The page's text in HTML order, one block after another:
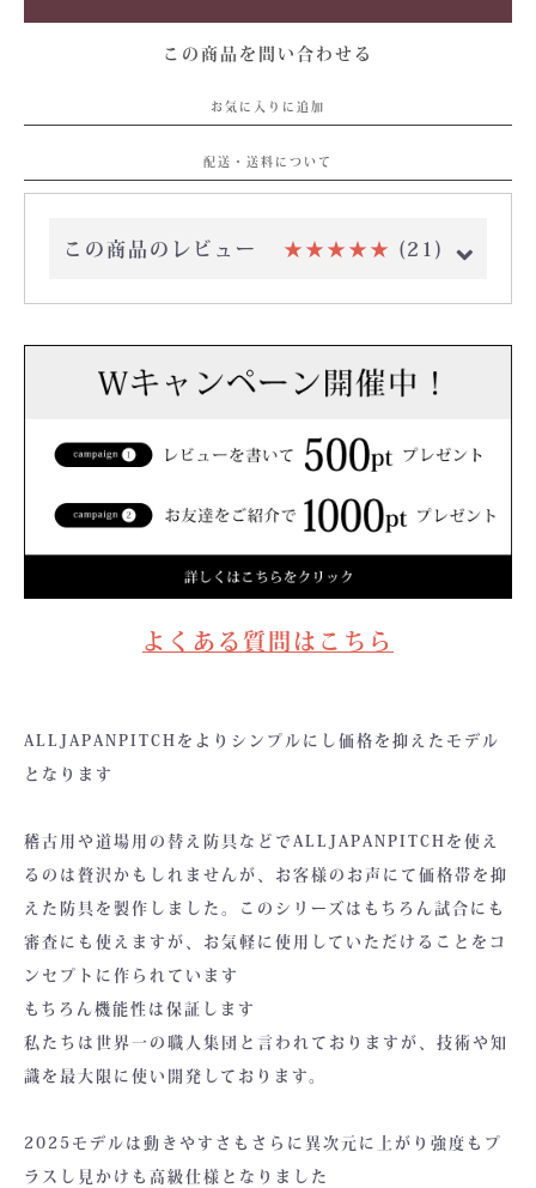
この商品を問い合わせる
お気に入りに追加
配送・送料について
この商品のレビュー ★★★★★ (21)
よくある質問はこちら
ALLJAPANPITCHをよりシンプルにし価格を抑えたモデル
となります
稽古用や道場用の替え防具などでALLJAPANPITCHを使え
るのは贅沢かもしれませんが、お客様のお声にて価格帯を抑
えた防具を製作しました。このシリーズはもちろん試合にも
審査にも使えますが、お気軽に使用していただけることをコ
ンセプトに作られています
もちろん機能性は保証します
私たちは世界一の職人集団と言われておりますが、技術や知
識を最大限に使い開発しております。
2025モデルは動きやすさもさらに異次元に上がり強度もプ
ラスし見かけも高級仕様となりました